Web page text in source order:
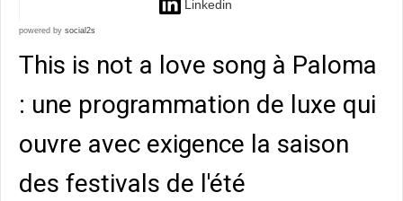
Linkedin
powered by social2s
This is not a love song à Paloma
: une programmation de luxe qui
ouvre avec exigence la saison
des festivals de l'été